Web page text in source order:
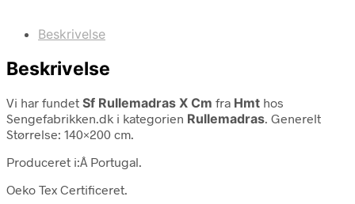
Beskrivelse
Beskrivelse
Vi har fundet Sf Rullemadras X Cm fra Hmt hos
Sengefabrikken.dk i kategorien Rullemadras. Generelt
Størrelse: 140×200 cm.
Produceret i:Â Portugal.
Oeko Tex Certificeret.